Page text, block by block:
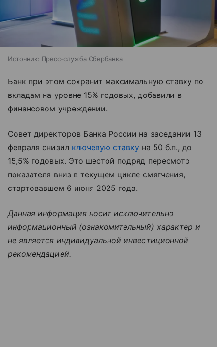
Источник: Пресс-служба Сбербанка
Банк при этом сохранит максимальную ставку по
вкладам на уровне 15% годовых, добавили в
финансовом учреждении.
Совет директоров Банка России на заседании 13
февраля снизил ключевую ставку на 50 б.п., до
15,5% годовых. Это шестой подряд пересмотр
показателя вниз в текущем цикле смягчения,
стартовавшем 6 июня 2025 года.
Данная информация носит исключительно
информационный (ознакомительный) характер и
не является индивидуальной инвестиционной
рекомендацией.